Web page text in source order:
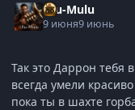
Ulu-Mulu
9 июня9 июнь
Так это Даррон тебя
всегда умели
пока ты в шахте